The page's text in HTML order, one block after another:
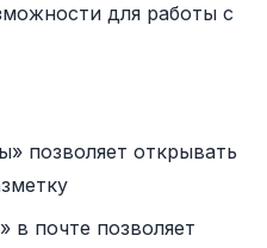
для работы с
позволяет открывать
в почте позволяет